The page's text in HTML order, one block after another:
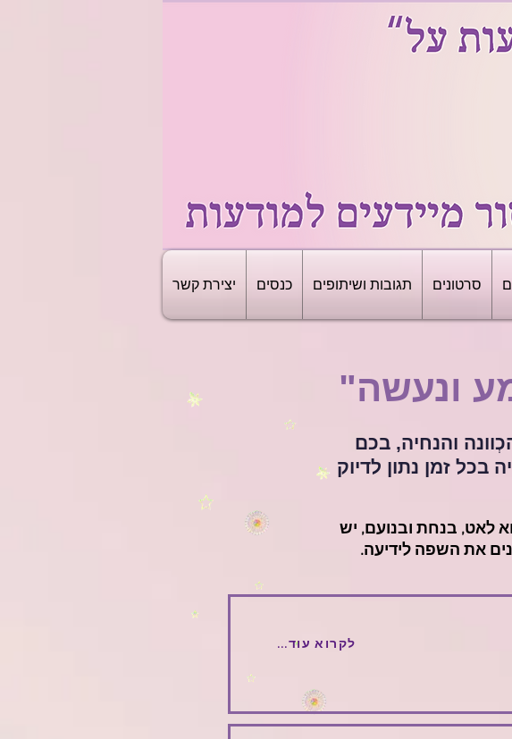
סרטונים תגובות ושיתופים כנסים יצירת קשר
ונעשה"
והנחיה, בכם
זמן נתון לדיוק
...לקרוא עוד
לאט, בנחת ובנועם, יש
את השפה לידיעה.